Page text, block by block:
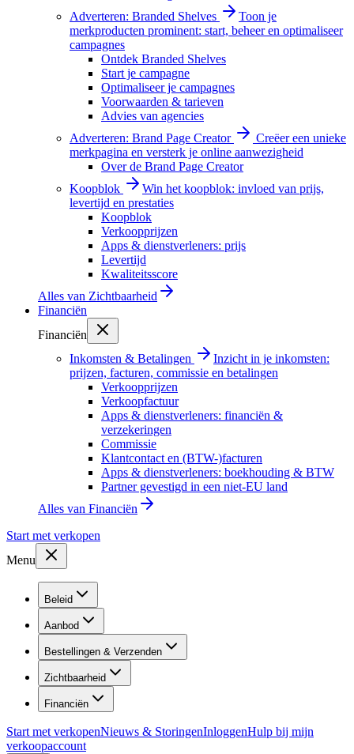
Adverteren: Branded Shelves
Toon je
merkproducten prominent: start, beheer en optimaliseer
campagnes
Ontdek Branded Shelves
Start je campagne
Optimaliseer je campagnes
Voorwaarden & tarieven
Advies van agencies
Adverteren: Brand Page Creator
Creëer een unieke
merkpagina en versterk je online aanwezigheid
Over de Brand Page Creator
Koopblok
Win het koopblok: invloed van prijs,
levertijd en prestaties
Koopblok
Verkoopprijzen
Apps & dienstverleners: prijs
Levertijd
Kwaliteitsscore
Alles van Zichtbaarheid
Financiën
Financiën
Inkomsten & Betalingen
Inzicht in je inkomsten:
prijzen, facturen, commissie en betalingen
Verkoopprijzen
Verkoopfactuur
Apps & dienstverleners: financiën &
verzekeringen
Commissie
Klantcontact en (BTW-)facturen
Apps & dienstverleners: boekhouding & BTW
Partner gevestigd in een niet-EU land
Alles van Financiën
Start met verkopen
Menu
Beleid
Aanbod
Bestellingen & Verzenden
Zichtbaarheid
Financiën
Start met verkopenNieuws & StoringenInloggenHulp bij mijn
verkoopaccount